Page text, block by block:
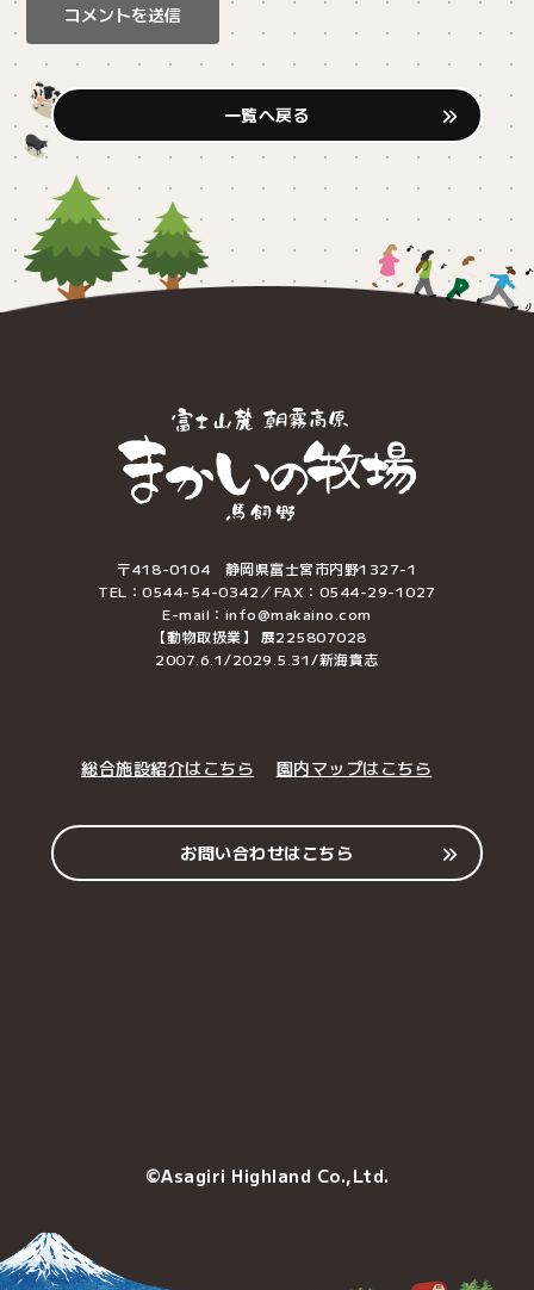
一覧へ戻る
〒418-0104 静岡県富士宮市内野1327-1
TEL：0544-54-0342／FAX：0544-29-1027
E-mail：info@makaino.com
【動物取扱業】 展225807028
2007.6.1/2029.5.31/新海貴志
総合施設紹介はこちら 園内マップはこちら
お問い合わせはこちら
©Asagiri Highland Co.,Ltd.